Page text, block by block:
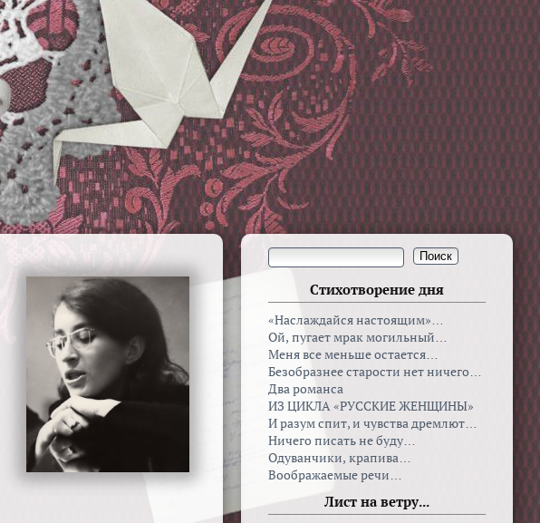
Стихотворение дня
«Наслаждайся настоящим»…
Ой, пугает мрак могильный…
Меня все меньше остается…
Безобразнее старости нет ничего…
Два романса
ИЗ ЦИКЛА «РУССКИЕ ЖЕНЩИНЫ»
И разум спит, и чувства дремлют…
Ничего писать не буду…
Одуванчики, крапива…
Воображаемые речи…
Лист на ветру...